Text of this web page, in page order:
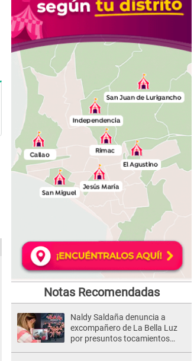
Notas Recomendadas
Naldy Saldaña denuncia a
excompañero de La Bella Luz
por presuntos tocamientos